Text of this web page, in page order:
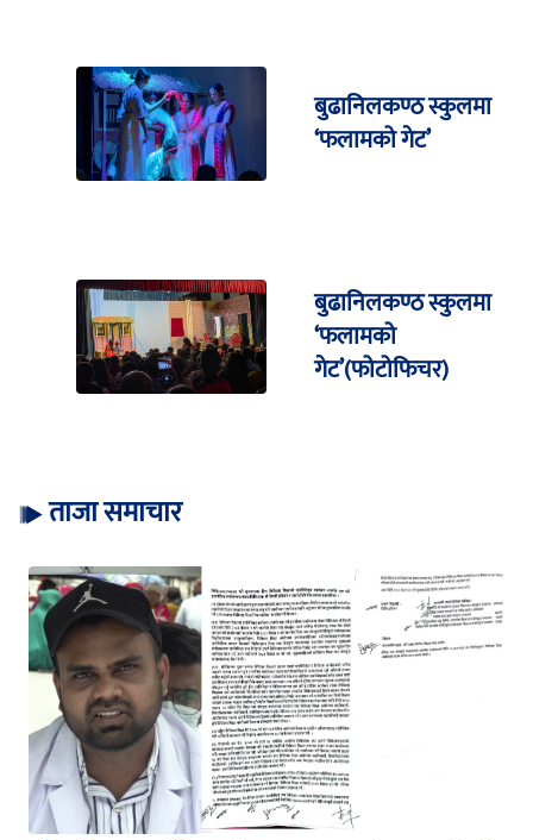
बुढानिलकण्ठ स्कुलमा
‘फलामको गेट’
बुढानिलकण्ठ स्कुलमा
‘फलामको
गेट’(फोटोफिचर)
ताजा समाचार